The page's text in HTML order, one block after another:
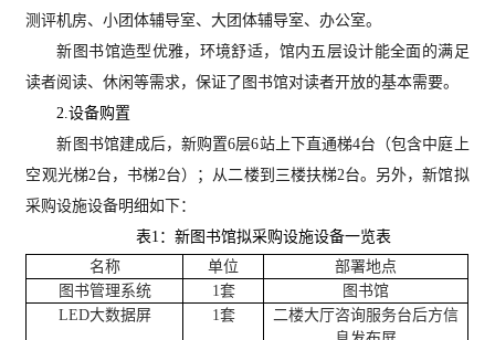
测评机房、小团体辅导室、大团体辅导室、办公室。
新图书馆造型优雅，环境舒适，馆内五层设计能全面的满足
读者阅读、休闲等需求，保证了图书馆对读者开放的基本需要。
2.设备购置
新图书馆建成后，新购置6层6站上下直通梯4台（包含中庭上
空观光梯2台，书梯2台）；从二楼到三楼扶梯2台。另外，新馆拟
采购设施设备明细如下：
表1 ：新图书馆拟采购设施设备一览表
名称
单位
部署地点
图书管理系统
1套
图书馆
LED大数据屏
1套
二楼大厅咨询服务台后方信